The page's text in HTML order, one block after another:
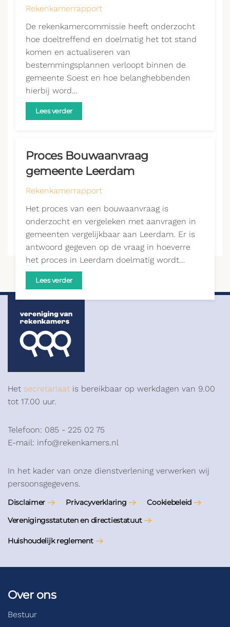
Rekenkamerrapport
De rekenkamercommissie heeft onderzocht
hoe doeltreffend en doelmatig het tot stand
komen en actualiseren van
bestemmingsplannen verloopt binnen de
gemeente Soest en hoe belanghebbenden
hierbij word…
Lees verder
Proces Bouwaanvraag
gemeente Leerdam
Rekenkamerrapport
Het proces van een bouwaanvraag is
onderzocht en vergeleken met aanvragen in
gemeenten vergelijkbaar aan Leerdam. Er is
antwoord gegeven op de vraag in hoeverre
het proces in Leerdam doelmatig wordt…
Lees verder
Het secretariaat is bereikbaar op werkdagen van 9.00
tot 17.00 uur.
Telefoon: 085 - 225 02 75
E-mail: info@rekenkamers.nl
In het kader van onze dienstverlening verwerken wij
persoonsgegevens.
Disclaimer Privacyverklaring
Cookiebeleid
Verenigingsstatuten en directiestatuut
Huishoudelijk reglement
Over ons
Bestuur